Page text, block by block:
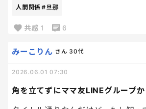
旦那「見つからない」
私が行く。
3秒で見つかる。
すると旦那は言う。
人間関係 #旦那
共感 1 6
角を立てずにママ友LINEグループ
みーこりん さん 30代
2026.06.01 07:30